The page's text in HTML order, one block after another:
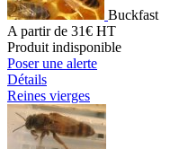
Buckfast
A partir de 31€ HT
Produit indisponible
Poser une alerte
Détails
Reines vierges